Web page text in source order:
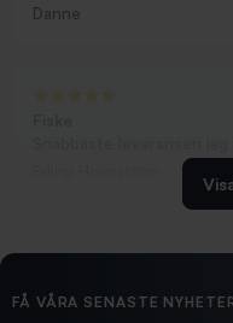
Danne
Hittade exakt vad jag
FÅ VÅRA SENASTE